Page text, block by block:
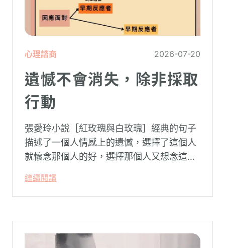
心理諮商 2026-07-20
遺憾不會消失，除非採取
行動
張愛玲小說［紅玫瑰與白玫瑰］經典的句子
描述了一個人情感上的遺憾，選擇了這個人
就懷念那個人的好，選擇那個人又想念這個
繼續閱讀